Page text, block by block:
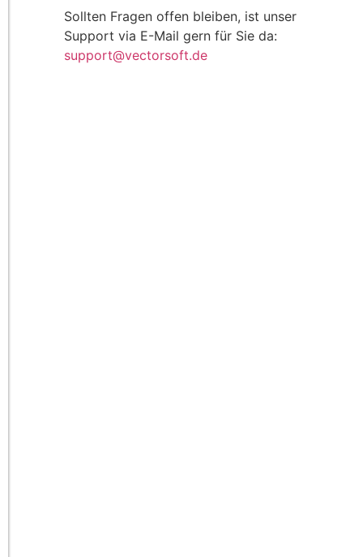
Sollten Fragen offen bleiben, ist unser
Support via E-Mail gern für Sie da:
support@vectorsoft.de